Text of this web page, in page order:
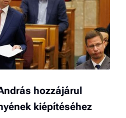
hozzájárul
kiépítéséhez